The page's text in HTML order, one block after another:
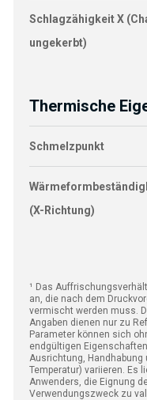
Schlagzähigkeit X
ungekerbt)
Thermische
Schmelzpunkt
(X-Richtung)
¹ Das
an, die nach dem
vermischt werden muss.
Angaben dienen nur zu
Parameter können sich
endgültigen
Ausrichtung, Handhabung
Temperatur) variieren. Es
Anwenders, die Eignung
Verwendungszweck zu